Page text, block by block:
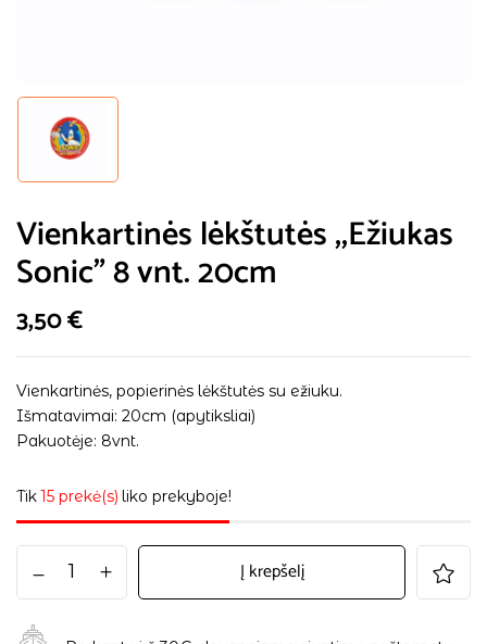
Vienkartinės lėkštutės ,,Ežiukas
Sonic” 8 vnt. 20cm
3,50€
Vienkartinės, popierinės lėkštutės su ežiuku.
Išmatavimai: 20cm (apytiksliai)
Pakuotėje: 8vnt.
Tik15 prekė(s) liko prekyboje!
Į krepšelį